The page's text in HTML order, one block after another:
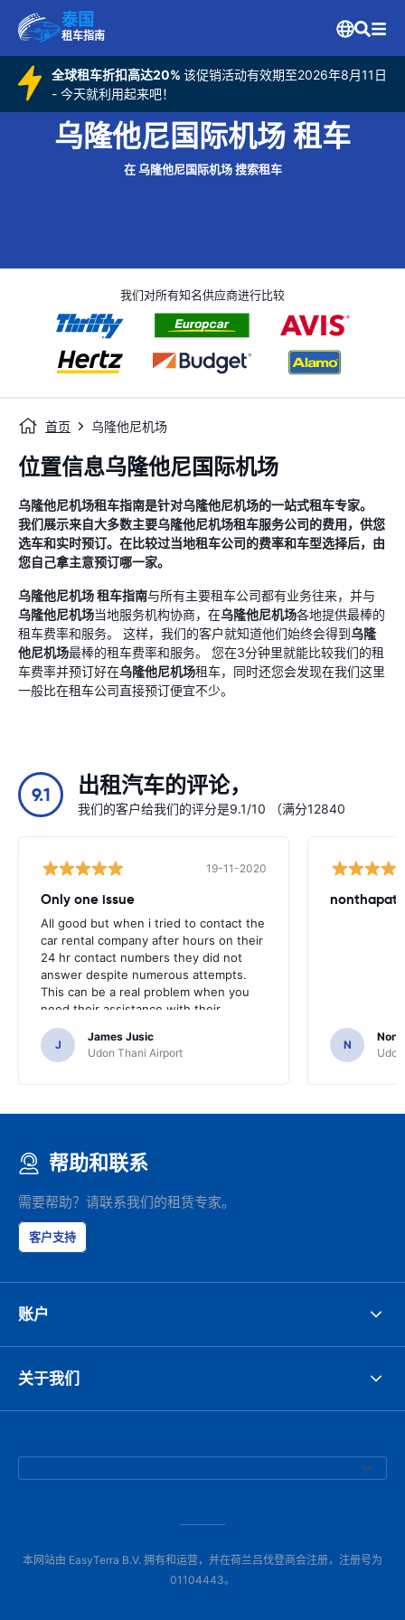
泰国
租车指南
全球租车折扣高达20% 该促销活动有效期至2026年8月11日
- 今天就利用起来吧！
乌隆他尼国际机场 租车
在 乌隆他尼国际机场 搜索租车
我们对所有知名供应商进行比较
首页 乌隆他尼机场
位置信息乌隆他尼国际机场
乌隆他尼机场租车指南是针对乌隆他尼机场的一站式租车专家。
我们展示来自大多数主要乌隆他尼机场租车服务公司的费用，供您
选车和实时预订。在比较过当地租车公司的费率和车型选择后，由
您自己拿主意预订哪一家。
乌隆他尼机场租车指南与所有主要租车公司都有业务往来，并与
乌隆他尼机场当地服务机构协商，在乌隆他尼机场各地提供最棒的
租车费率和服务。 这样，我们的客户就知道他们始终会得到乌隆
他尼机场最棒的租车费率和服务。 您在3分钟里就能比较我们的租
车费率并预订好在乌隆他尼机场租车，同时还您会发现在我们这里
一般比在租车公司直接预订便宜不少。
9.1 出租汽车的评论，
我们的客户给我们的评分是9.1/10 （满分12840
19-11-2020
Only one issue
All good but when i tried to contact the
car rental company after hours on their
24 hr contact numbers they did not
answer despite numerous attempts.
This can be a real problem when you
need their assistance with their
services or car.
J
James Jusic
Udon Thani Airport
nonthapat
N
帮助和联系
需要帮助？请联系我们的租赁专家。
客户支持
账户
关于我们
本网站由 EasyTerra B.V. 拥有和运营，并在荷兰吕伐登商会注册，注册号为
01104443。